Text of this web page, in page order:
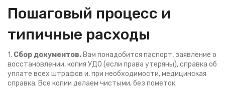
Пошаговый процесс и
типичные расходы
1. Сбор документов. Вам понадобится паспорт, заявление о
восстановлении, копия УДО (если права утеряны), справка об
уплате всех штрафов и, при необходимости, медицинская
справка. Все копии делаем чистыми, без пометок.